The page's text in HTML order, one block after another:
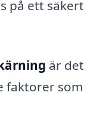
på ett säkert
är det
faktorer som